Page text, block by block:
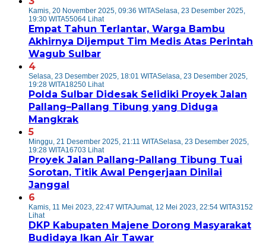
Kamis, 20 November 2025, 09:36 WITASelasa, 23 Desember 2025,
19:30 WITA55064 Lihat
Empat Tahun Terlantar, Warga Bambu
Akhirnya Dijemput Tim Medis Atas Perintah
Wagub Sulbar
4
Selasa, 23 Desember 2025, 18:01 WITASelasa, 23 Desember 2025,
19:28 WITA18250 Lihat
Polda Sulbar Didesak Selidiki Proyek Jalan
Pallang–Pallang Tibung yang Diduga
Mangkrak
5
Minggu, 21 Desember 2025, 21:11 WITASelasa, 23 Desember 2025,
19:28 WITA16703 Lihat
Proyek Jalan Pallang-Pallang Tibung Tuai
Sorotan, Titik Awal Pengerjaan Dinilai
Janggal
6
Kamis, 11 Mei 2023, 22:47 WITAJumat, 12 Mei 2023, 22:54 WITA3152
Lihat
DKP Kabupaten Majene Dorong Masyarakat
Budidaya Ikan Air Tawar